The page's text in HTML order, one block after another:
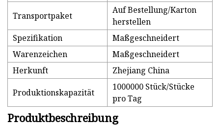
Transportpaket
Auf Bestellung/Karton
herstellen
Spezifikation
Maßgeschneidert
Warenzeichen
Maßgeschneidert
Herkunft
Zhejiang China
Produktionskapazität
1000000 Stück/Stücke
pro Tag
Produktbeschreibung